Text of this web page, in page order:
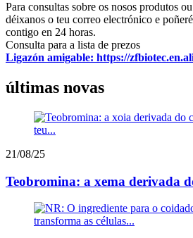
Para consultas sobre os nosos produtos
déixanos o teu correo electrónico e
contigo en 24 horas.
Consulta para a lista de prezos
Ligazón amigable: https://
últimas novas
21/08/25
Teobromina: a xema derivada